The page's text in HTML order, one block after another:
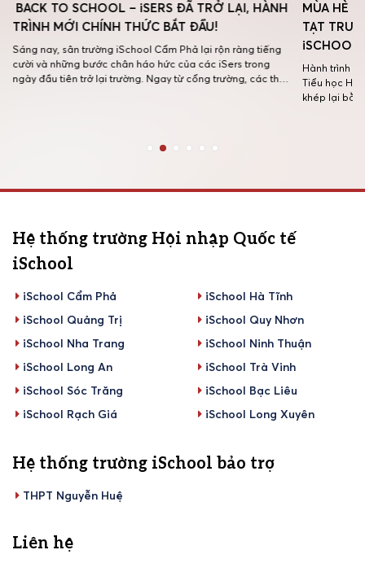
BACK TO SCHOOL – iSERS ĐÃ TRỞ LẠI, HÀNH
TRÌNH MỚI CHÍNH THỨC BẮT ĐẦU!
Sáng nay, sân trường iSchool Cẩm Phả lại rộn ràng tiếng
cười và những bước chân háo hức của các iSers trong
ngày đầu tiên trở lại trường. Ngay từ cổng trường, các thầy
MÙA HÈ
TẠT
iSCHOOL
Hành trình
Tiểu học
khép lại
Hệ thống trường Hội nhập Quốc tế
iSchool
iSchool Cẩm Phả
iSchool Hà Tĩnh
iSchool Quảng Trị
iSchool Quy Nhơn
iSchool Nha Trang
iSchool Ninh Thuận
iSchool Long An
iSchool Trà Vinh
iSchool Sóc Trăng
iSchool Bạc Liêu
iSchool Rạch Giá
iSchool Long Xuyên
Hệ thống trường iSchool bảo trợ
THPT Nguyễn Huệ
Liên hệ